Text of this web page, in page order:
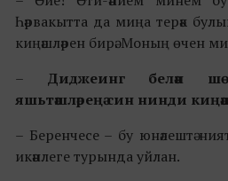
Һәрвакытта да миңа терәк
киңәшләрен бирә. Моның өчен
– Диджеинг белән
яшьтәшләреңә син нинди
– Беренчесе – бу юнәлештә
икәнлеге турында уйлан.